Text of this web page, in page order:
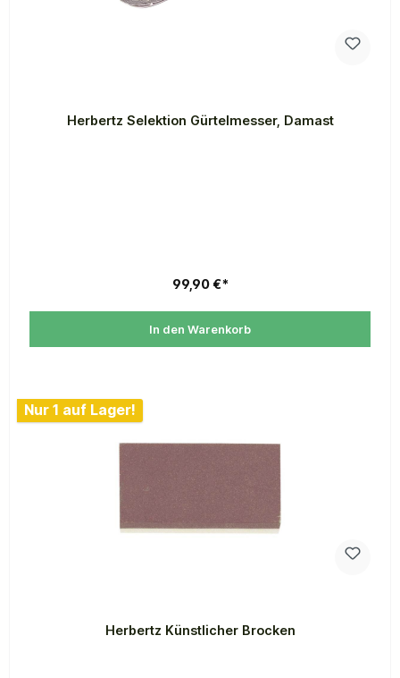
Herbertz Selektion Gürtelmesser, Damast
99,90 €*
In den Warenkorb
Nur 1 auf Lager!
Herbertz Künstlicher Brocken